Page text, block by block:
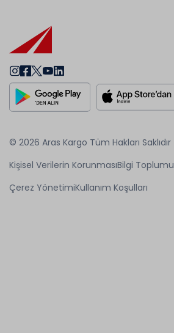
© 2026 Aras Kargo Tüm Hakları Saklıdır
Kişisel Verilerin KorunmasıBilgi
Çerez YönetimiKullanım Koşulları